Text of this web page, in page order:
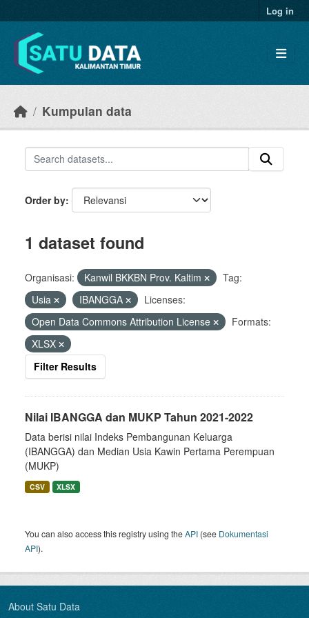
Log in
Kumpulan data
Order by
1 dataset found
Organisasi: Kanwil BKKBN Prov. Kaltim
Tag:
Usia
IBANGGA
Licenses:
Open Data Commons Attribution License
Formats:
XLSX
Filter Results
Nilai IBANGGA dan MUKP Tahun 2021-2022
Data berisi nilai Indeks Pembangunan Keluarga
(IBANGGA) dan Median Usia Kawin Pertama Perempuan
(MUKP)
CSV XLSX
You can also access this registry using theAPI (see Dokumentasi
API).
About Satu Data